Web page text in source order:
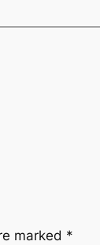
marked *